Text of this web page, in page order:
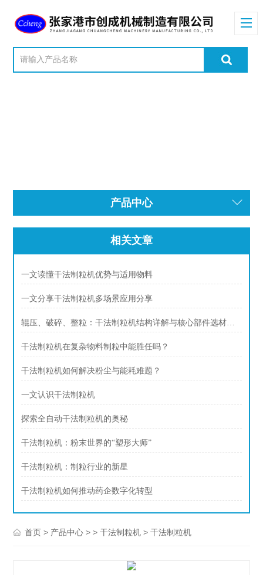
产品中心
相关文章
一文读懂干法制粒机优势与适用物料
一文分享干法制粒机多场景应用分享
辊压、破碎、整粒：干法制粒机结构详解与核心部件选材指南
干法制粒机在复杂物料制粒中能胜任吗？
干法制粒机如何解决粉尘与能耗难题？
一文认识干法制粒机
探索全自动干法制粒机的奥秘
干法制粒机：粉末世界的“塑形大师”
干法制粒机：制粒行业的新星
干法制粒机如何推动药企数字化转型
首页 > 产品中心 > >干法制粒机 > 干法制粒机